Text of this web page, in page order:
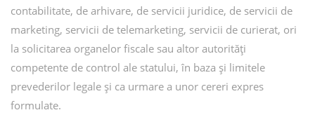
contabilitate, de arhivare, de servicii juridice, de servicii de
marketing, servicii de telemarketing, servicii de curierat, ori
la solicitarea organelor fiscale sau altor autorități
competente de control ale statului, în baza și limitele
prevederilor legale și ca urmare a unor cereri expres
formulate.